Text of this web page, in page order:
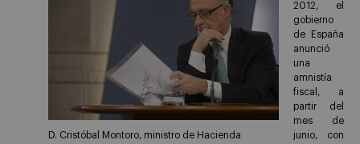
D. Cristóbal Montoro, ministro de Hacienda
2012, el
gobierno
de España
anunció
una
amnistía
fiscal, a
partir del
mes de
junio, con